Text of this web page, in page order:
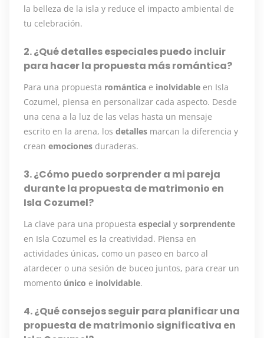
la belleza de la isla y reduce el impacto ambiental de
tu celebración.
2. ¿Qué detalles especiales puedo incluir
para hacer la propuesta más romántica?
Para una propuesta romántica e inolvidable en Isla
Cozumel, piensa en personalizar cada aspecto. Desde
una cena a la luz de las velas hasta un mensaje
escrito en la arena, los detalles marcan la diferencia y
crean emociones duraderas.
3. ¿Cómo puedo sorprender a mi pareja
durante la propuesta de matrimonio en
Isla Cozumel?
La clave para una propuesta especial y sorprendente
en Isla Cozumel es la creatividad. Piensa en
actividades únicas, como un paseo en barco al
atardecer o una sesión de buceo juntos, para crear un
momento único e inolvidable.
4. ¿Qué consejos seguir para planificar una
propuesta de matrimonio significativa en